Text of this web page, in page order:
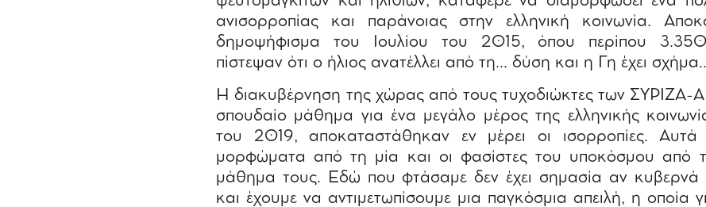
ανισορροπίας και παράνοιας στην ελληνική κοινωνία.
δημοψήφισμα του Ιουλίου του 2015, όπου περίπου
πίστεψαν ότι ο ήλιος ανατέλλει από τη… δύση και η Γη έχει
Η διακυβέρνηση της χώρας από τους τυχοδιώκτες των ΣΥΡΙΖΑ-
σπουδαίο μάθημα για ένα μεγάλο μέρος της ελληνικής
του 2019, αποκαταστάθηκαν εν μέρει οι ισορροπίες.
μορφώματα από τη μία και οι φασίστες του υποκόσμου από
μάθημα τους. Εδώ που φτάσαμε δεν έχει σημασία αν
και έχουμε να αντιμετωπίσουμε μια παγκόσμια απειλή, η οποία